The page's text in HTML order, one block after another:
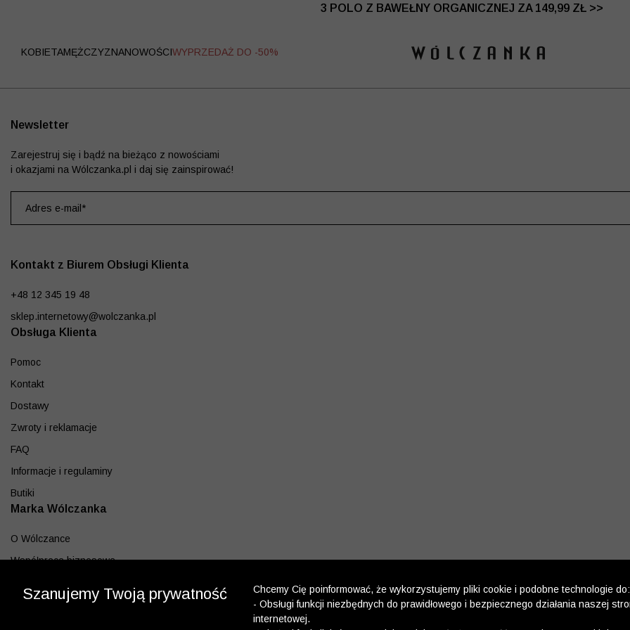
3 POLO Z BAWEŁNY ORGANICZNEJ ZA 149,99 ZŁ >>
WYPRZEDAŻ DO -50% | DODATKOWE -30% NA DRUGI I TRZECI
KOBIETAMĘŻCZYZNANOWOŚCIWYPRZEDAŻ DO -50%
Kontakt z Biurem Obsługi Klienta
+48 12 345 19 48
sklep.internetowy@wolczanka.pl
Obsługa Klienta
Pomoc
Kontakt
Dostawy
Zwroty i reklamacje
FAQ
Informacje i regulaminy
Butiki
Marka Wólczanka
O Wólczance
Współpraca biznesowa
Program lojalnościowy
Newsletter
Zarejestruj się i bądź na bieżąco z nowościami
i okazjami na Wólczanka.pl i daj się zainspirować!
Szanujemy Twoją prywatność
Chcemy Cię poinformować, że wykorzystujemy pliki cookie i podobne technologie do:
- Obsługi funkcji niezbędnych do prawidłowego i bezpiecznego działania naszej
internetowej.